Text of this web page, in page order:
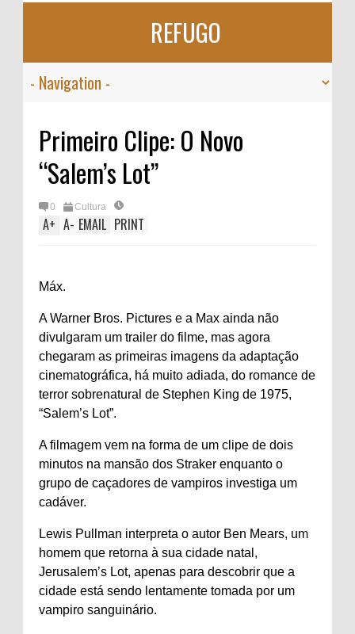
REFUGO
Primeiro Clipe: O Novo
“Salem’s Lot”
0 Cultura
A+ A- EMAIL PRINT
Máx.
A Warner Bros. Pictures e a Max ainda não
divulgaram um trailer do filme, mas agora
chegaram as primeiras imagens da adaptação
cinematográfica, há muito adiada, do romance de
terror sobrenatural de Stephen King de 1975,
“Salem’s Lot”.
A filmagem vem na forma de um clipe de dois
minutos na mansão dos Straker enquanto o
grupo de caçadores de vampiros investiga um
cadáver.
Lewis Pullman interpreta o autor Ben Mears, um
homem que retorna à sua cidade natal,
Jerusalem’s Lot, apenas para descobrir que a
cidade está sendo lentamente tomada por um
vampiro sanguinário.